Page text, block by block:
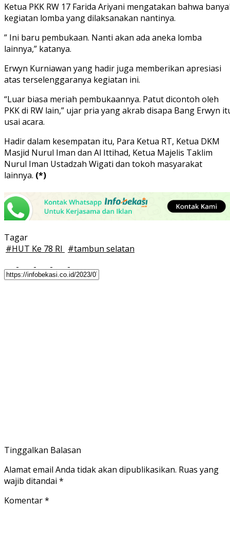
Ketua PKK RW 17 Farida Ariyani mengatakan bahwa
kegiatan lomba yang dilaksanakan nantinya.
” Ini baru pembukaan. Nanti akan ada aneka lomba
lainnya,” katanya.
Erwyn Kurniawan yang hadir juga memberikan apresiasi
atas terselenggaranya kegiatan ini.
“Luar biasa meriah pembukaannya. Patut dicontoh oleh
PKK di RW lain,” ujar pria yang akrab disapa Bang Erwyn
usai acara.
Hadir dalam kesempatan itu, Para Ketua RT, Ketua DKM
Masjid Nurul Iman dan Al Ittihad, Ketua Majelis Taklim
Nurul Iman Ustadzah Wigati dan tokoh masyarakat
lainnya. (*)
Tagar
#HUT Ke 78 RI #tambun selatan
Tinggalkan Balasan
Alamat email Anda tidak akan dipublikasikan. Ruas yang
wajib ditandai *
Komentar*